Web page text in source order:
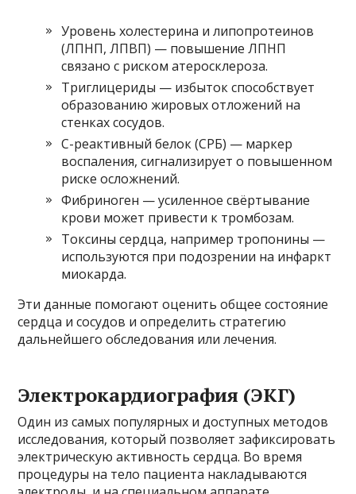
Уровень холестерина и липопротеинов
(ЛПНП, ЛПВП) — повышение ЛПНП
связано с риском атеросклероза.
Триглицериды — избыток способствует
образованию жировых отложений на
стенках сосудов.
С-реактивный белок (СРБ) — маркер
воспаления, сигнализирует о повышенном
риске осложнений.
Фибриноген — усиленное свёртывание
крови может привести к тромбозам.
Токсины сердца, например тропонины —
используются при подозрении на инфаркт
миокарда.
Эти данные помогают оценить общее состояние
сердца и сосудов и определить стратегию
дальнейшего обследования или лечения.
Электрокардиография (ЭКГ)
Один из самых популярных и доступных методов
исследования, который позволяет зафиксировать
электрическую активность сердца. Во время
процедуры на тело пациента накладываются